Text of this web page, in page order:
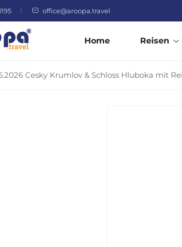
office@aroopa.travel
Home Reisen
Cesky Krumlov & Schloss Hluboka mit